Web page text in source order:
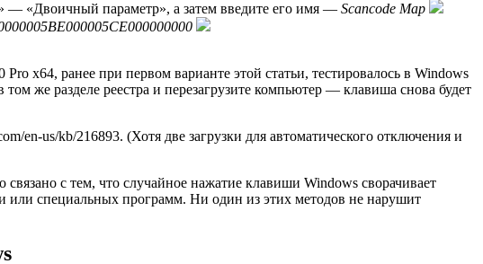
— «Двоичный параметр», а затем введите его имя — Scancode Map
x64, ранее при первом варианте этой статьи, тестировалось в Windows
же разделе реестра и перезагрузите компьютер — клавиша снова будет
en-us/kb/216893. (Хотя две загрузки для автоматического отключения и
с тем, что случайное нажатие клавиши Windows сворачивает
или специальных программ. Ни один из этих методов не нарушит